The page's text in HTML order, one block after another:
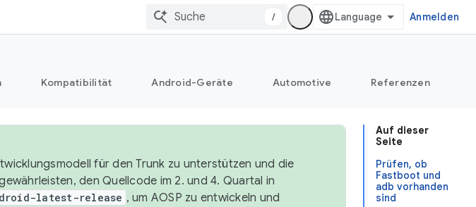
/ Anmelden
Kompatibilität Android-Geräte Automotive Referenzen
Auf dieser
Seite
Prüfen, ob
Fastboot und
adb vorhanden
sind
für den Trunk zu unterstützen und die
den Quellcode im 2. und 4. Quartal in
latest-release , um AOSP zu entwickeln und